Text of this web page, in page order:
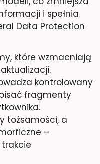
i spełnia
Data Protection
które wzmacniają
kontrolowany
fragmenty
tożsamości, a
–